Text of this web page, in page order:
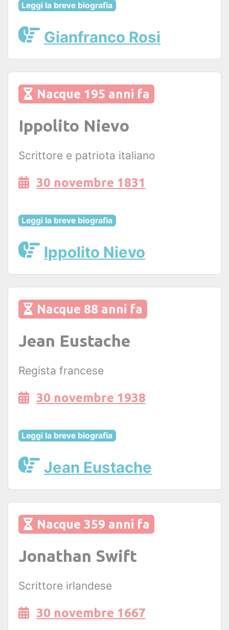
Leggi la breve biografia
Gianfranco Rosi
Nacque 195 anni fa
Ippolito Nievo
Scrittore e patriota italiano
30 novembre 1831
Leggi la breve biografia
Ippolito Nievo
Nacque 88 anni fa
Jean Eustache
Regista francese
30 novembre 1938
Leggi la breve biografia
Jean Eustache
Nacque 359 anni fa
Jonathan Swift
Scrittore irlandese
30 novembre 1667